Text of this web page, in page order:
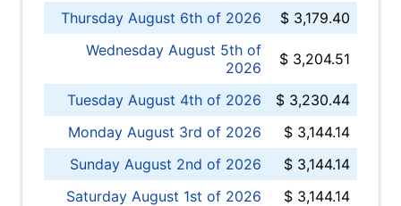
Thursday August 6th of 2026
$ 3,179.40
Wednesday August 5th of
2026
$ 3,204.51
Tuesday August 4th of 2026
$ 3,230.44
Monday August 3rd of 2026
$ 3,144.14
Sunday August 2nd of 2026
$ 3,144.14
Saturday August 1st of 2026
$ 3,144.14